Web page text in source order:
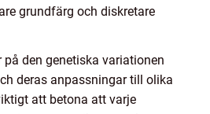
grundfärg och diskretare
på den genetiska variationen
deras anpassningar till olika
att betona att varje